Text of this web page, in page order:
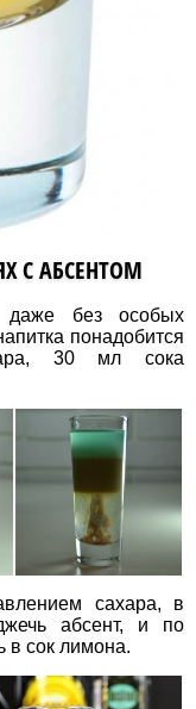
С АБСЕНТОМ
даже без особых
понадобится
30 мл сока
сахара, в
абсент, и по
в сок лимона.